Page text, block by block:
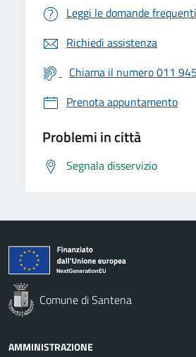
Leggi le domande frequenti
Richiedi assistenza
Chiama il numero 011
Prenota appuntamento
Problemi in città
Segnala disservizio
Comune di Santena
AMMINISTRAZIONE